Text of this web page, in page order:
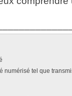
numérisé tel que